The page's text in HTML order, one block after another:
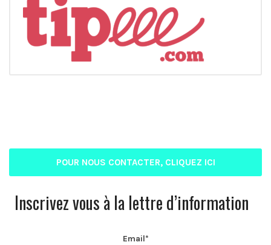
POUR NOUS CONTACTER, CLIQUEZ ICI
Inscrivez vous à la lettre d’information
Email*